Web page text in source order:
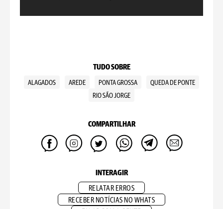
TUDO SOBRE
ALAGADOS AREDE PONTA GROSSA
QUEDA DE PONTE
RIO SÃO JORGE
COMPARTILHAR
INTERAGIR
RELATAR ERROS
RECEBER NOTÍCIAS NO WHATS